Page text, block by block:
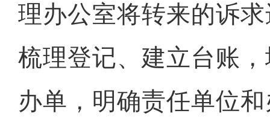
理办公室将转来的诉
梳理登记、建立台账
办单，明确责任单位